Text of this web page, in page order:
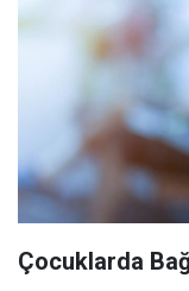
Çocuklarda